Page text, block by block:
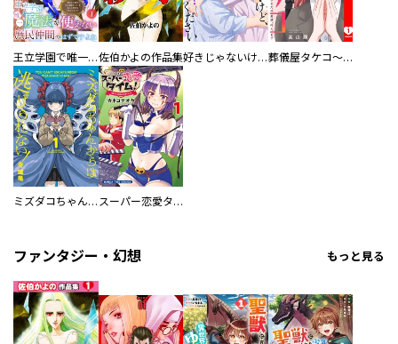
王立学園で唯一魔法が使えない庶民仲間のはずですよね～実は王子様で私を溺愛しているなんて告白はやめてください～佐伯かよの作品集 好きじゃないけど、抱いてください【電子単行本版／特典おまけ付き】 葬儀屋タケコ～あなたの最期、叶えます【電子単行本版】
ミズダコちゃんからは逃げられない！ スーパー恋愛タイム！～現場でドＳな彼女は自宅でデレる～
ファンタジー・幻想 もっと見る